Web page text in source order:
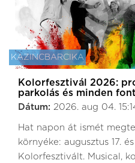
KAZINCBARCIKA
Kolorfesztivál 2026:
parkolás és minden
Dátum: 2026. aug 04.
Hat napon át ismét
környéke: augusztus 17.
Kolorfesztivált. Musical,